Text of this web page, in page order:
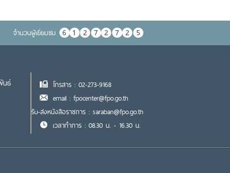
จำนวนผู้เยื่ยมชม
นธ์
โทรสาร : 02-273-9168
email : fpocenter@fpo.go.th
รับ-ส่งหนังสือราชการ : saraban@fpo.go.th
เวลาทำการ : 08.30 น. - 16.30 น.